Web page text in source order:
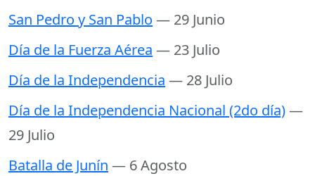
San Pedro y San Pablo — 29 Junio
Día de la Fuerza Aérea — 23 Julio
Día de la Independencia — 28 Julio
Día de la Independencia Nacional (2do día)—
29 Julio
Batalla de Junín — 6 Agosto